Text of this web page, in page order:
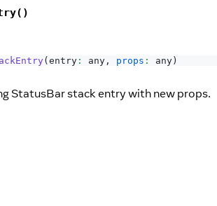
( entry : any , props : any )
StatusBar stack entry with new props.